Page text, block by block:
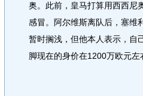
奥。此前，皇马打算用西西尼
感冒。阿尔维斯离队后，塞维
暂时搁浅，但他本人表示，自
脚现在的身价在1200万欧元左